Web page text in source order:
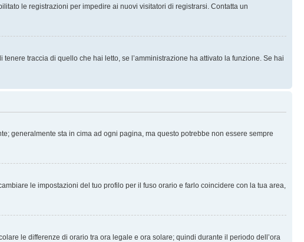
le registrazioni per impedire ai nuovi visitatori di registrarsi. Contatta un
traccia di quello che hai letto, se l’amministrazione ha attivato la funzione. Se hai
generalmente sta in cima ad ogni pagina, ma questo potrebbe non essere sempre
le impostazioni del tuo profilo per il fuso orario e farlo coincidere con la tua area,
le differenze di orario tra ora legale e ora solare; quindi durante il periodo dell’ora